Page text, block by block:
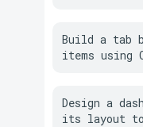
Build a tab
items using
Design a
its layout